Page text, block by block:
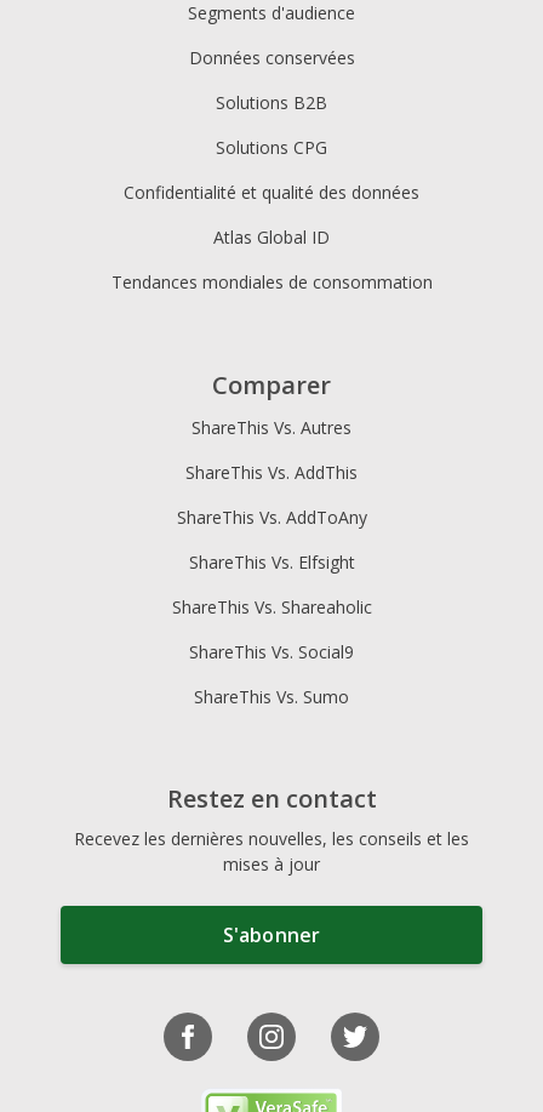
Segments d'audience
Données conservées
Solutions B2B
Solutions CPG
Confidentialité et qualité des données
Atlas Global ID
Tendances mondiales de consommation
Comparer
ShareThis Vs. Autres
ShareThis Vs. AddThis
ShareThis Vs. AddToAny
ShareThis Vs. Elfsight
ShareThis Vs. Shareaholic
ShareThis Vs. Social9
ShareThis Vs. Sumo
Restez en contact
Recevez les dernières nouvelles, les conseils et les
mises à jour
S'abonner